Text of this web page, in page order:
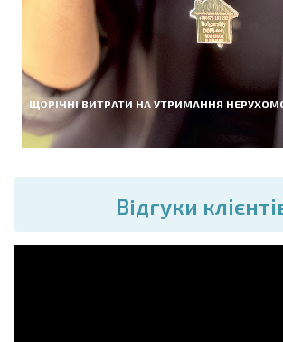
ЩОРІЧНІ ВИТРАТИ НА УТРИМАННЯ
Вiдгуки